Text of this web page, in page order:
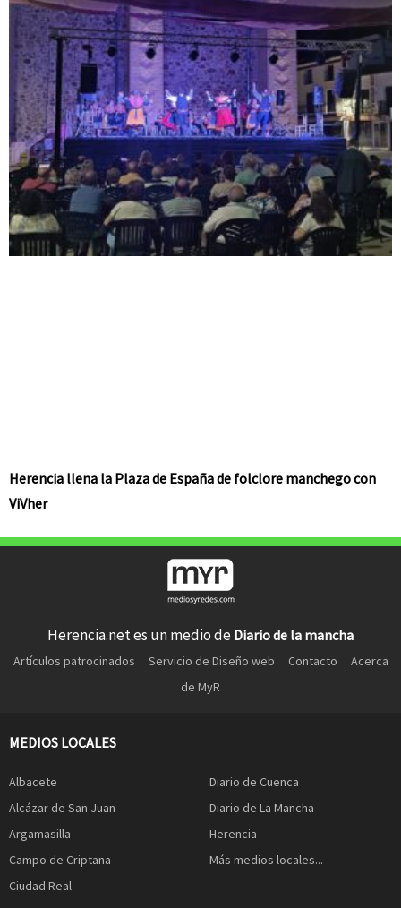
Herencia llena la Plaza de España de folclore manchego con
ViVher
Herencia.net es un medio de Diario de la mancha
Artículos patrocinados Servicio de Diseño web Contacto
Acerca
de MyR
MEDIOS LOCALES
Albacete
Alcázar de San Juan
Argamasilla
Campo de Criptana
Ciudad Real
Diario de Cuenca
Diario de La Mancha
Herencia
Más medios locales...